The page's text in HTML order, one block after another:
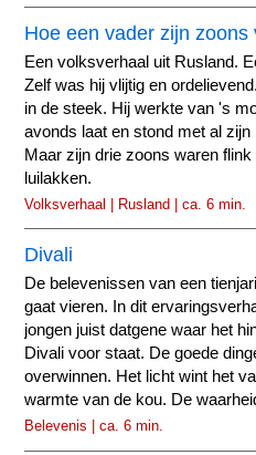
Hoe een vader zijn zoons
Een volksverhaal uit Rusland.
Zelf was hij vlijtig en
in de steek. Hij werkte van 's
avonds laat en stond met al zijn
Maar zijn drie zoons waren
luilakken.
Volksverhaal | Rusland | ca. 6 min.
Divali
De belevenissen van een
gaat vieren. In dit
jongen juist datgene waar het
Divali voor staat. De goede
overwinnen. Het licht wint het
warmte van de kou. De
Belevenis | ca. 6 min.